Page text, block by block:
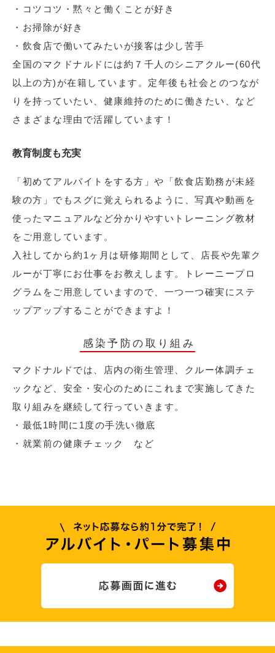
・コツコツ・黙々と働くことが好き
・お掃除が好き
・飲食店で働いてみたいが接客は少し苦手
全国のマクドナルドには約７千人のシニアクルー(60代
以上の方)が在籍しています。定年後も社会とのつなが
りを持っていたい、健康維持のために働きたい、など
さまざまな理由で活躍しています！
教育制度も充実
「初めてアルバイトをする方」や「飲食店勤務が未経
験の方」でもスグに覚えられるように、写真や動画を
使ったマニュアルなど分かりやすいトレーニング教材
をご用意しています。
入社してから約1ヶ月は研修期間として、店長や先輩ク
ルーが丁寧にお仕事をお教えします。トレーニープロ
グラムをご用意していますので、一つ一つ確実にステ
ップアップすることができますよ！
感染予防の取り組み
マクドナルドでは、店内の衛生管理、クルー体調チェ
ックなど、安全・安心のためにこれまで実施してきた
取り組みを継続して行っていきます。
・最低1時間に1度の手洗い徹底
・就業前の健康チェック など